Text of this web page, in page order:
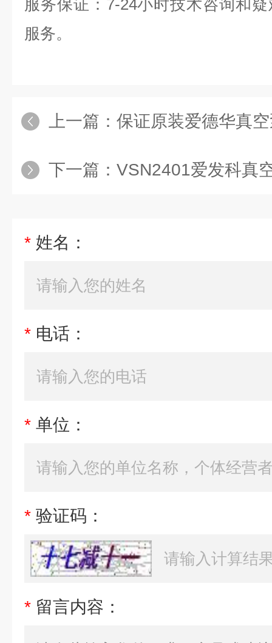
服务保证：7-24小时技术咨询和
服务。
上一篇： 保证原装爱德华真
下一篇： VSN2401爱发科真
* 姓名：
* 电话：
* 单位：
* 验证码：
* 留言内容：